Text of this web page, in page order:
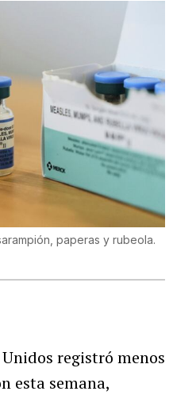
paperas y rubeola.
registró menos
esta semana,